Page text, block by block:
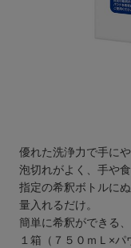
優れた洗浄力で手に
泡切れがよく、手や
指定の希釈ボトルに
量入れるだけ。
簡単に希釈ができる
１箱（７５０ｍＬ×パ